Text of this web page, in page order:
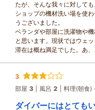
たが、そんな我々に対して
ショップの機材洗い場を使
うございました。
ベランダや部屋に洗濯物や
と思います。現状ではウェ
滞在は概ね満足でした。あ
3
部屋 3 風呂 2 料理(朝食)
ダイバーにはとても